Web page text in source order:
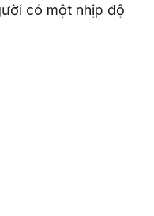
có một nhịp độ